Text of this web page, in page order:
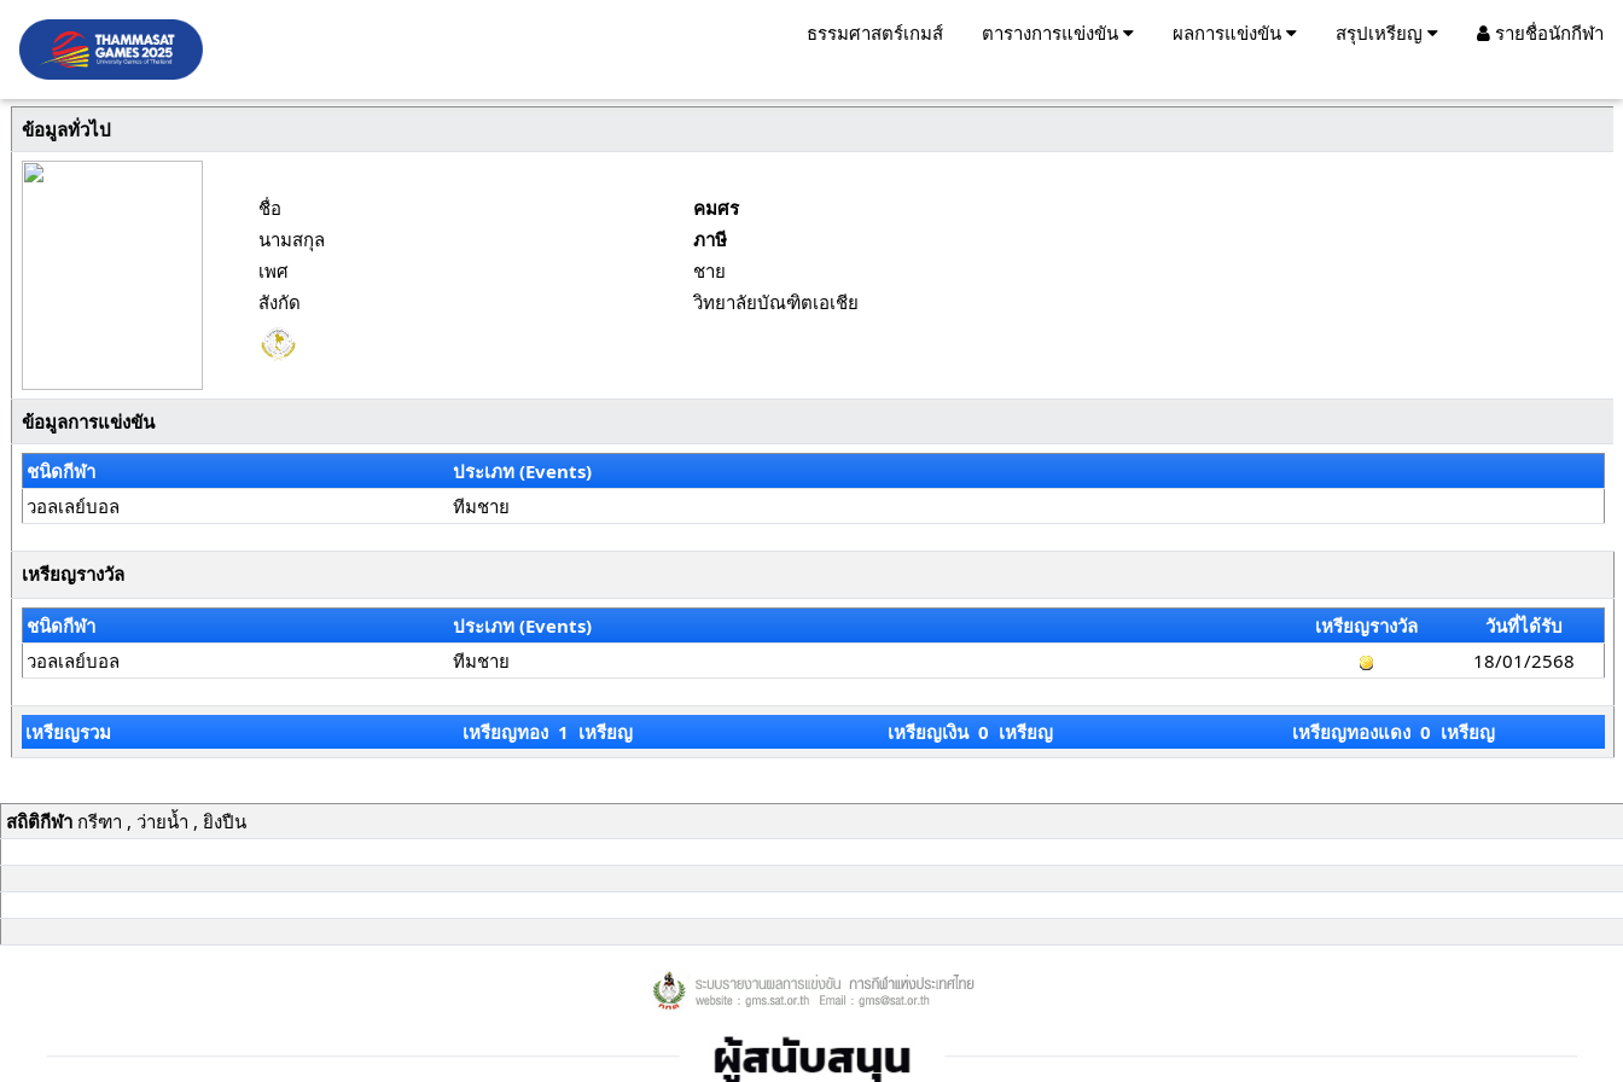
ธรรมศาสตร์เกมส์ ตารางการแข่งขัน ผลการแข่งขัน สรุปเหรียญ รายชื่อนักกีฬา
ข้อมูลทั่วไป
ชื่อ
คมศร
นามสกุล
ภาษี
เพศ
ชาย
สังกัด
วิทยาลัยบัณฑิตเอเชีย
ข้อมูลการแข่งขัน
ชนิดกีฬา
ประเภท (Events)
วอลเลย์บอล
ทีมชาย
เหรียญรางวัล
ชนิดกีฬา ประเภท (Events) เหรียญรางวัล
วันที่ได้รับ
วอลเลย์บอล
ทีมชาย 18/01/2568
เหรียญรวม เหรียญทอง 1 เหรียญ เหรียญเงิน 0 เหรียญ เหรียญทองแดง 0 เหรียญ
สถิติกีฬากรีฑา , ว่ายน้ำ , ยิงปืน